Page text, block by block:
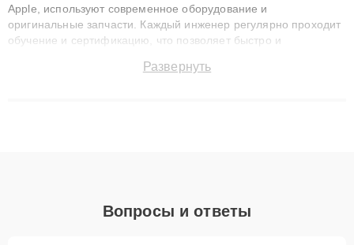
Apple, используют современное оборудование и
оригинальные запчасти. Каждый инженер регулярно проходит
обучение и сертификацию, что позволяет быстро и
сохранением гарантии до 3 лет. Наши мастера решают
Развернуть
Вопросы и ответы